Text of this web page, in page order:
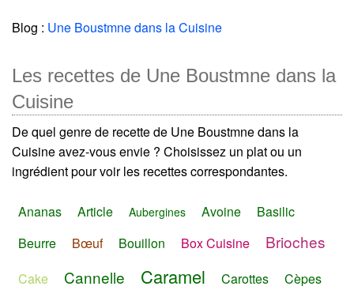
Blog : Une Boustmne dans la Cuisine
Les recettes de Une Boustmne dans la
Cuisine
De quel genre de recette de Une Boustmne dans la
Cuisine avez-vous envie ? Choisissez un plat ou un
ingrédient pour voir les recettes correspondantes.
Ananas Article Aubergines Avoine
Basilic
Beurre
Bœuf Bouillon Box Cuisine Brioches
Cake Cannelle Caramel Carottes Cèpes